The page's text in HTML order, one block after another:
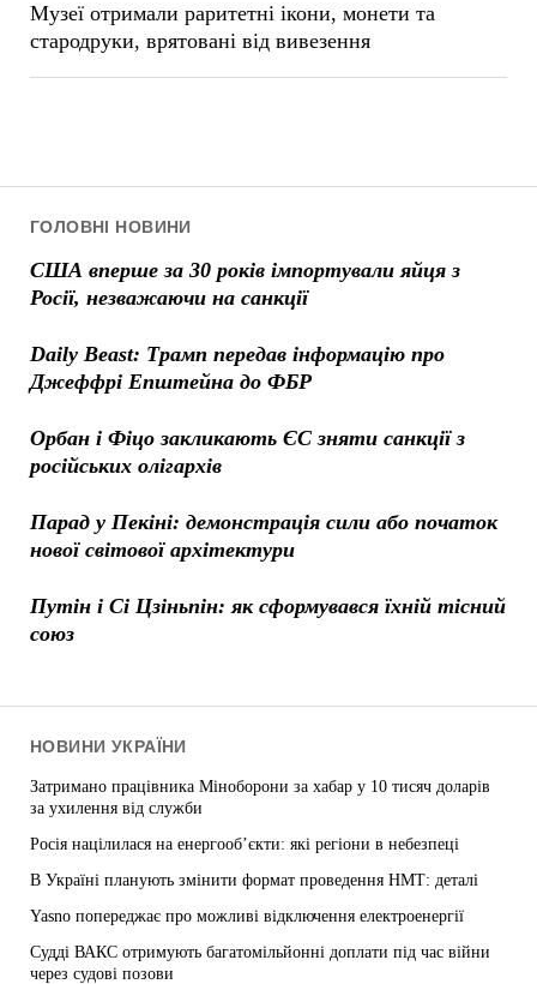
ГОЛОВНІ НОВИНИ
США вперше за 30 років імпортували яйця з
Росії, незважаючи на санкції
Daily Beast: Трамп передав інформацію про
Джеффрі Епштейна до ФБР
Орбан і Фіцо закликають ЄС зняти санкції з
російських олігархів
Парад у Пекіні: демонстрація сили або початок
нової світової архітектури
Путін і Сі Цзіньпін: як сформувався їхній тісний
союз
Музеї отримали раритетні ікони, монети та
стародруки, врятовані від вивезення
НОВИНИ УКРАЇНИ
Затримано працівника Міноборони за хабар у 10 тисяч доларів
за ухилення від служби
Росія націлилася на енергооб’єкти: які регіони в небезпеці
В Україні планують змінити формат проведення НМТ: деталі
Yasno попереджає про можливі відключення електроенергії
Судді ВАКС отримують багатомільйонні доплати під час війни
через судові позови